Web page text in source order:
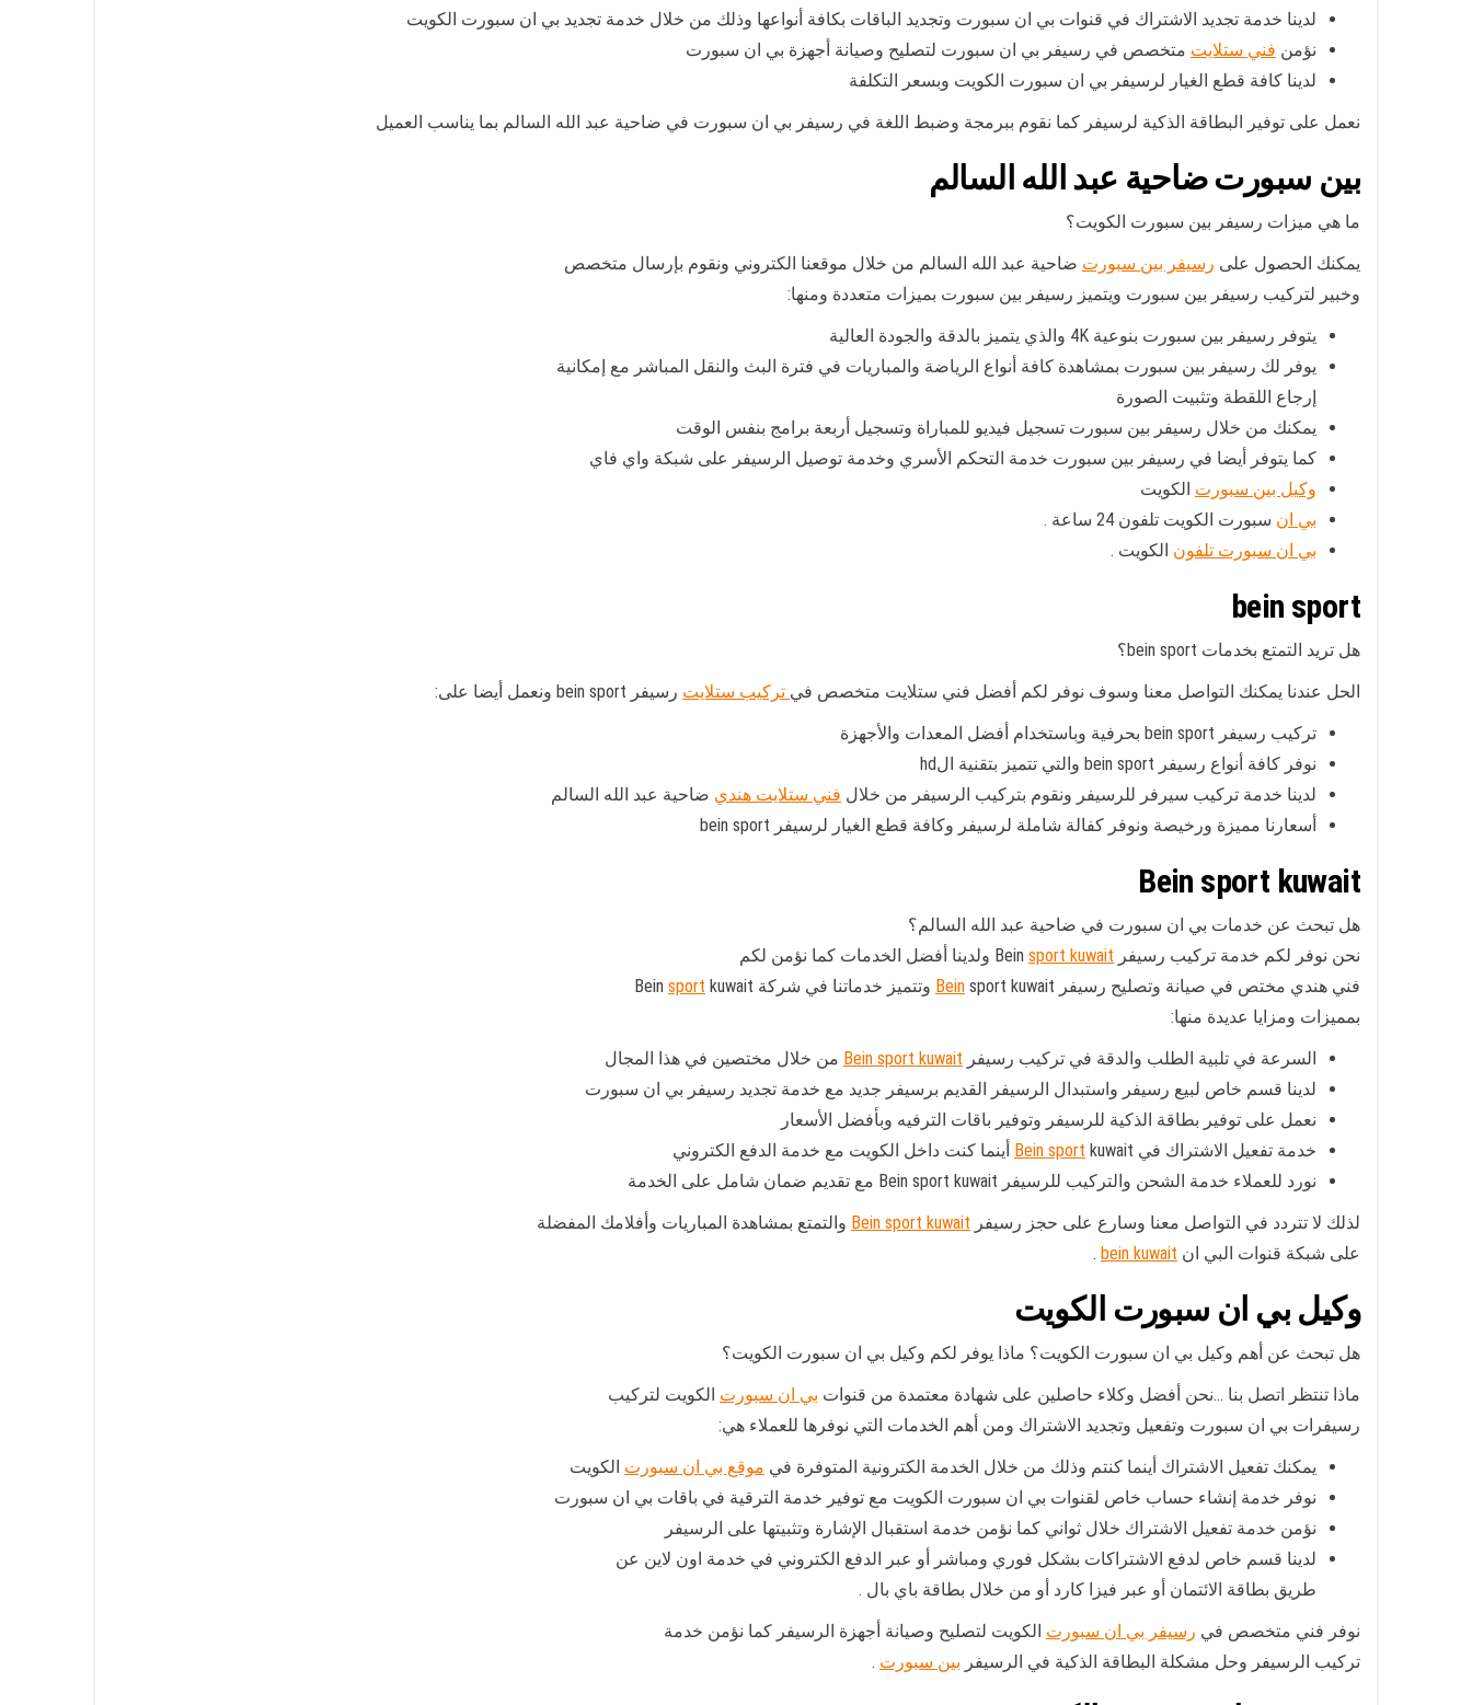
لدينا خدمة تجديد الاشتراك في قنوات بي ان سبورت وتجديد الباقات بكافة أنواعها وذلك من خلال خدمة تجديد بي ان سبورت الكويت
نؤمن فني ستلايت متخصص في رسيفر بي ان سبورت لتصليح وصيانة أجهزة بي ان سبورت
لدينا كافة قطع الغيار لرسيفر بي ان سبورت الكويت وبسعر التكلفة
نعمل على توفير البطاقة الذكية لرسيفر كما نقوم ببرمجة وضبط اللغة في رسيفر بي ان سبورت في ضاحية عبد الله السالم بما يناسب العميل
بين سبورت ضاحية عبد الله السالم
ما هي ميزات رسيفر بين سبورت الكويت؟
يمكنك الحصول على رسيفر بين سبورت ضاحية عبد الله السالم من خلال موقعنا الكتروني ونقوم بإرسال متخصص
وخبير لتركيب رسيفر بين سبورت ويتميز رسيفر بين سبورت بميزات متعددة ومنها:
يتوفر رسيفر بين سبورت بنوعية 4K والذي يتميز بالدقة والجودة العالية
يوفر لك رسيفر بين سبورت بمشاهدة كافة أنواع الرياضة والمباريات في فترة البث والنقل المباشر مع إمكانية
إرجاع اللقطة وتثبيت الصورة
يمكنك من خلال رسيفر بين سبورت تسجيل فيديو للمباراة وتسجيل أربعة برامج بنفس الوقت
كما يتوفر أيضا في رسيفر بين سبورت خدمة التحكم الأسري وخدمة توصيل الرسيفر على شبكة واي فاي
وكيل بين سبورت الكويت
بي ان سبورت الكويت تلفون 24 ساعة .
بي ان سبورت تلفون الكويت .
bein sport
هل تريد التمتع بخدمات bein sport؟
الحل عندنا يمكنك التواصل معنا وسوف نوفر لكم أفضل فني ستلايت متخصص في تركيب ستلايت رسيفر bein sport ونعمل أيضا على:
تركيب رسيفر bein sport بحرفية وباستخدام أفضل المعدات والأجهزة
نوفر كافة أنواع رسيفر bein sport والتي تتميز بتقنية الhd
لدينا خدمة تركيب سيرفر للرسيفر ونقوم بتركيب الرسيفر من خلال فني ستلايت هندي ضاحية عبد الله السالم
أسعارنا مميزة ورخيصة ونوفر كفالة شاملة لرسيفر وكافة قطع الغيار لرسيفر bein sport
Bein sport kuwait
هل تبحث عن خدمات بي ان سبورت في ضاحية عبد الله السالم؟
نحن نوفر لكم خدمة تركيب رسيفر Bein sport kuwait
ولدينا أفضل الخدمات كما نؤمن لكم
فني هندي مختص في صيانة وتصليح رسيفر
Bein sport kuwait وتتميز خدماتنا في شركة Bein sport kuwait
بمميزات ومزايا عديدة منها:
السرعة في تلبية الطلب والدقة في تركيب رسيفر Bein sport kuwait من خلال مختصين في هذا المجال
لدينا قسم خاص لبيع رسيفر واستبدال الرسيفر القديم برسيفر جديد مع خدمة تجديد رسيفر بي ان سبورت
نعمل على توفير بطاقة الذكية للرسيفر وتوفير باقات الترفيه وبأفضل الأسعار
خدمة تفعيل الاشتراك في
Bein sport kuwait أينما كنت داخل الكويت مع خدمة الدفع الكتروني
نورد للعملاء خدمة الشحن والتركيب للرسيفر Bein sport kuwait مع تقديم ضمان شامل على الخدمة
لذلك لا تتردد في التواصل معنا وسارع على حجز رسيفر Bein sport kuwait والتمتع بمشاهدة المباريات وأفلامك المفضلة
على شبكة قنوات البي ان bein kuwait
.
وكيل بي ان سبورت الكويت
هل تبحث عن أهم وكيل بي ان سبورت الكويت؟ ماذا يوفر لكم وكيل بي ان سبورت الكويت؟
ماذا تنتظر اتصل بنا …نحن أفضل وكلاء حاصلين على شهادة معتمدة من قنوات بي ان سبورت الكويت لتركيب
رسيفرات بي ان سبورت وتفعيل وتجديد الاشتراك ومن أهم الخدمات التي نوفرها للعملاء هي:
يمكنك تفعيل الاشتراك أينما كنتم وذلك من خلال الخدمة الكترونية المتوفرة في موقع بي ان سبورت الكويت
نوفر خدمة إنشاء حساب خاص لقنوات بي ان سبورت الكويت مع توفير خدمة الترقية في باقات بي ان سبورت
نؤمن خدمة تفعيل الاشتراك خلال ثواني كما نؤمن خدمة استقبال الإشارة وتثبيتها على الرسيفر
لدينا قسم خاص لدفع الاشتراكات بشكل فوري ومباشر أو عبر الدفع الكتروني في خدمة اون لاين عن
طريق بطاقة الائتمان أو عبر فيزا كارد أو من خلال بطاقة باي بال .
نوفر فني متخصص في رسيفر بي ان سبورت الكويت لتصليح وصيانة أجهزة الرسيفر كما نؤمن خدمة
تركيب الرسيفر وحل مشكلة البطاقة الذكية في الرسيفر بين سبورت .